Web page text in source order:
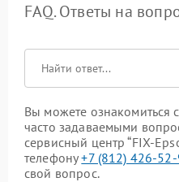
FAQ. Ответы на
Вы можете
часто задаваемыми
сервисный центр “FIX-
телефону+7 (812) 426-
свой вопрос.